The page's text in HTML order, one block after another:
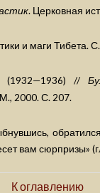
. Церковная
и маги Тибета.
(1932—1936) //
2000. С. 207.
вам сюрпризы»
К оглавлению